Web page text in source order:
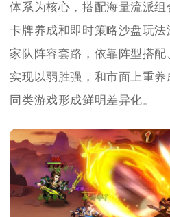
体系为核心，搭配海量流派
卡牌养成和即时策略沙盘玩法
家队阵容套路，依靠阵型搭
实现以弱胜强，和市面上重
同类游戏形成鲜明差异化。